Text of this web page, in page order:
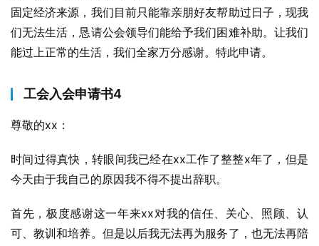
固定经济来源，我们目前只能靠亲朋好友帮助过日子，现我
们无法生活，恳请公会领导们能给予我们困难补助。让我们
能过上正常的生活，我们全家万分感谢。特此申请。
工会入会申请书4
尊敬的xx：
时间过得真快，转眼间我已经在xx工作了整整x年了，但是
今天由于我自己的原因我不得不提出辞职。
首先，极度感谢这一年来xx对我的信任、关心、照顾、认
可、教训和培养。但是以后我无法再为服务了，也无法再陪